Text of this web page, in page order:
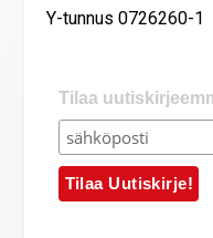
Y-tunnus 0726260-1
Tilaa